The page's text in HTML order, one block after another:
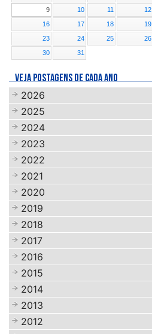
9
10 11 12
16
17 18 19
23
24 25 26
30
31
VEJA POSTAGENS DE CADA ANO
2026
2025
2024
2023
2022
2021
2020
2019
2018
2017
2016
2015
2014
2013
2012